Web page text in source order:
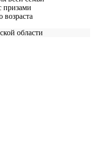
призами
возраста
области